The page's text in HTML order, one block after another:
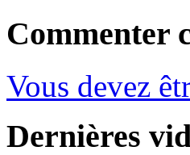
Commenter
Vous devez
Dernières